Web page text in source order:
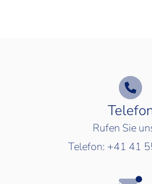
Rufen Sie
Telefon: +41 41